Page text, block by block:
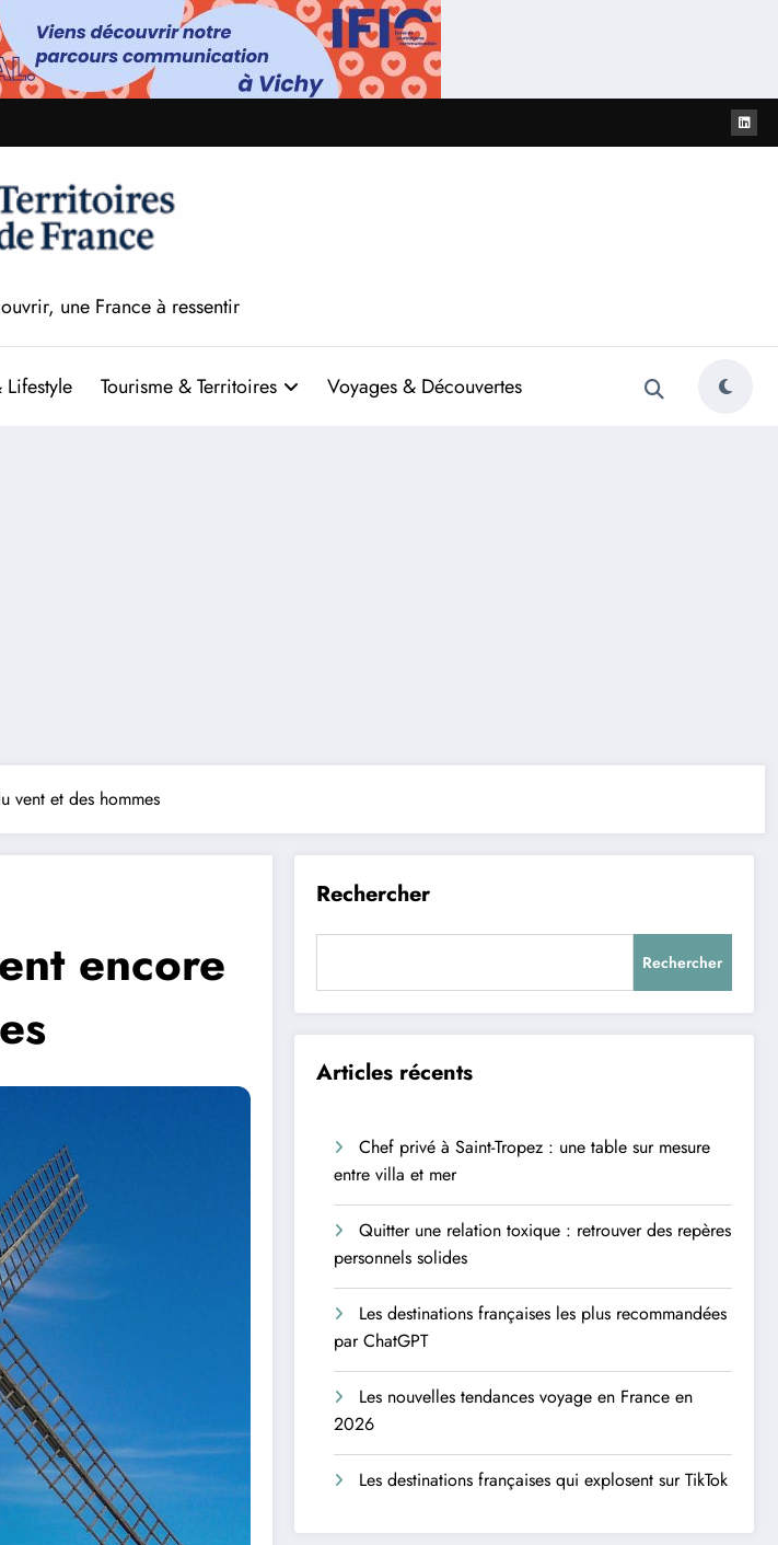
une France à ressentir
Tourisme & Territoires Voyages & Découvertes
vent et des hommes
encore
Rechercher
Rechercher
Articles récents
Chef privé à Saint-Tropez : une table sur mesure
entre villa et mer
Quitter une relation toxique : retrouver des repères
personnels solides
Les destinations françaises les plus recommandées
par ChatGPT
Les nouvelles tendances voyage en France en
2026
Les destinations françaises qui explosent sur TikTok